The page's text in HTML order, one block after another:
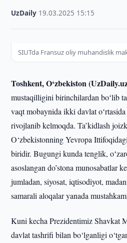
UzDaily 19.03.2025 15:15
SIUTda Fransuz oliy muhandislik
Toshkent, O‘zbekiston
mustaqilligini birinchilardan boʻlib
vaqt mobaynida ikki davlat
rivojlanib kelmoqda. Ta’kidlash
O‘zbekistonning Yevropa
biridir. Bugungi kunda tenglik,
asoslangan do’stona munosabatlar
jumladan, siyosat, iqtisodiyot,
samarali aloqalar yanada
Kuni kecha Prezidentimiz Shavkat
davlat tashrifi bilan bo‘lganligi